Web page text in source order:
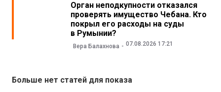
Орган неподкупности отказался
проверять имущество Чебана. Кто
покрыл его расходы на суды
в Румынии?
Вера Балахнова 07.08.2026 17:21
Больше нет статей для показа